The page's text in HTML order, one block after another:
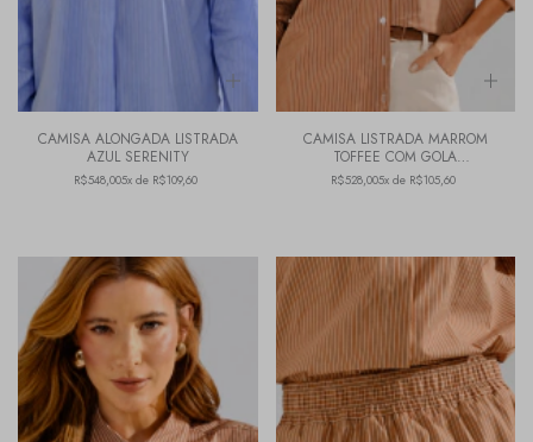
CAMISA ALONGADA LISTRADA
AZUL SERENITY
R$548,005x de R$109,60
CAMISA LISTRADA MARROM
TOFFEE COM GOLA
CONTRASTANTE
R$528,005x de R$105,60